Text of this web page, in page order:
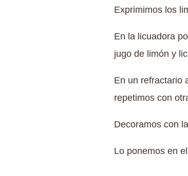
Exprimimos los
En la licuadora
jugo de limón y
En un refractario
repetimos con
Decoramos con
Lo ponemos en